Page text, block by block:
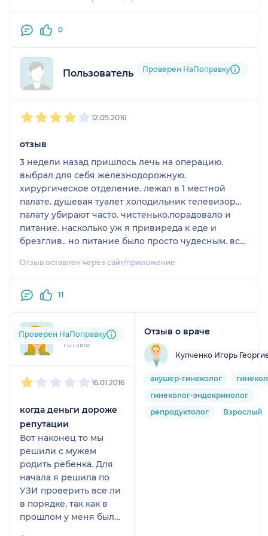
0
Пользователь НаПоправку
Проверен НаПоправку
12.05.2016
отзыв
3 недели назад пришлось лечь на операцию.
выбрал для себя железнодорожную.
хирургическое отделение. лежал в 1 местной
палате. душевая туалет холодильник телевизор...
палату убирают часто. чистенько.порадовало и
питание. насколько уж я привиреда к еде и
брезглив.. но питание было просто чудесным. все
оооочееень порадовало. повара просто супер.
шоке от описуемых до операционных процедурах.
востановления. мой совет.. не читайте чужие
отзывы.. все индивидуально проходит и зависит
от многого. и конкретно от хирурга которому вы
Отзыв оставлен через сайт/приложение
11
gaiusik
1 отзыв
Проверен НаПоправку
16.01.2016
когда деньги дороже
репутации
Вот наконец то мы
решили с мужем
родить ребенка. Для
начала я решила по
УЗИ проверить все ли
в порядке, так как в
прошлом у меня была
Отзыв о враче
Купченко Игорь
акушер-гинеколог
гинеколог-эндокринолог
репродуктолог
Взрослый